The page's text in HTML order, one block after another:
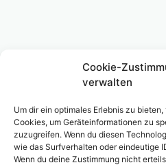
Cookie-
verwalten
Um dir ein optimales Erlebnis zu
Cookies, um Geräteinformationen zu
zuzugreifen. Wenn du diesen
wie das Surfverhalten oder eindeutige
Wenn du deine Zustimmung nicht